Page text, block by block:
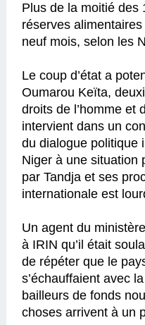
Plus de la moitié des
réserves
neuf mois, selon les
Le coup d’état a
Oumarou Keïta,
droits de l’homme et
intervient dans un
du dialogue politique
Niger à une situation
par Tandja et ses
internationale est
Un agent du
à IRIN qu’il était
de répéter que le
s’échauffaient avec
bailleurs de fonds
choses arrivent à un